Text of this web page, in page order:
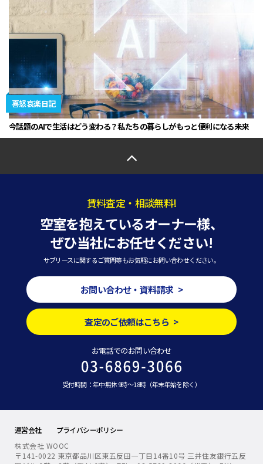
喜怒哀楽日記
今話題のAIで生活はどう変わる？私たちの暮らしがもっと便利になる未来
賃料査定・相談無料!
空室を抱えているオーナー様、
ぜひ当社にお任せください!
サブリースに関するご質問等もお気軽にお問い合わせください。
お問い合わせ・資料請求 >
査定のご依頼はこちら >
お電話でのお問い合わせ
受付時間：年中無休 9時～18時（年末年始を除く）
運営会社
プライバシーポリシー
株式会社 WOOC
〒141-0022 東京都品川区東五反田一丁目14番10号 三井住友銀行五反